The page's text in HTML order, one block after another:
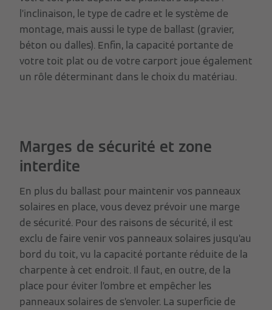
l’inclinaison, le type de cadre et le système de
montage, mais aussi le type de ballast (gravier,
béton ou dalles). Enfin, la capacité portante de
votre toit plat ou de votre carport joue également
un rôle déterminant dans le choix du matériau.
Marges de sécurité et zone
interdite
En plus du ballast pour maintenir vos panneaux
solaires en place, vous devez prévoir une marge
de sécurité. Pour des raisons de sécurité, il est
exclu de faire venir vos panneaux solaires jusqu’au
bord du toit, vu la capacité portante réduite de la
charpente à cet endroit. Il faut, en outre, de la
place pour éviter l’ombre et empêcher les
panneaux solaires de s’envoler. La superficie de